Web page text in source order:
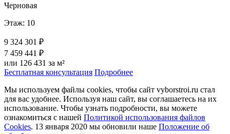
Черновая
Этаж: 10
9 324 301 ₽
7 459 441 ₽
или 126 431 за м²
Бесплатная консультация Подробнее
Мы используем файлы cookies, чтобы сайт vyborstroi.ru стал
для вас удобнее. Используя наш сайт, вы соглашаетесь на их
использование. Чтобы узнать подробности, вы можете
ознакомиться с нашей Политикой использования файлов
Cookies. 13 января 2020 мы обновили наше Положение об